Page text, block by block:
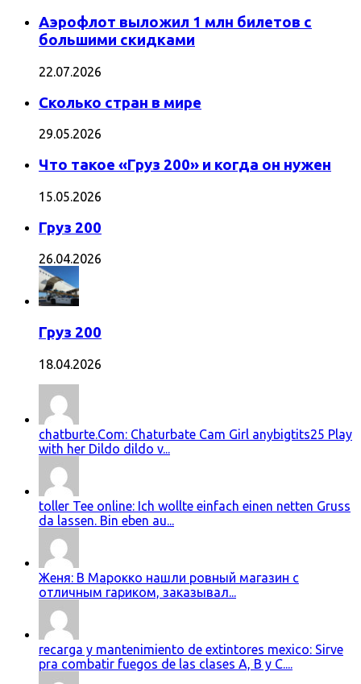
Аэрофлот выложил 1 млн билетов с
большими скидками
22.07.2026
Сколько стран в мире
29.05.2026
Что такое «Груз 200» и когда он нужен
15.05.2026
Груз 200
26.04.2026
Груз 200
18.04.2026
chatburte.Com: Chaturbate Cam Girl anybigtits25 Play
with her Dildo dildo v...
toller Tee online: Ich wollte einfach einen netten Gruss
da lassen. Bin eben au...
Женя: В Марокко нашли ровный магазин с
отличным гариком, заказывал...
recarga y mantenimiento de extintores mexico: Sirve
pra combatir fuegos de las clases A, B y C....